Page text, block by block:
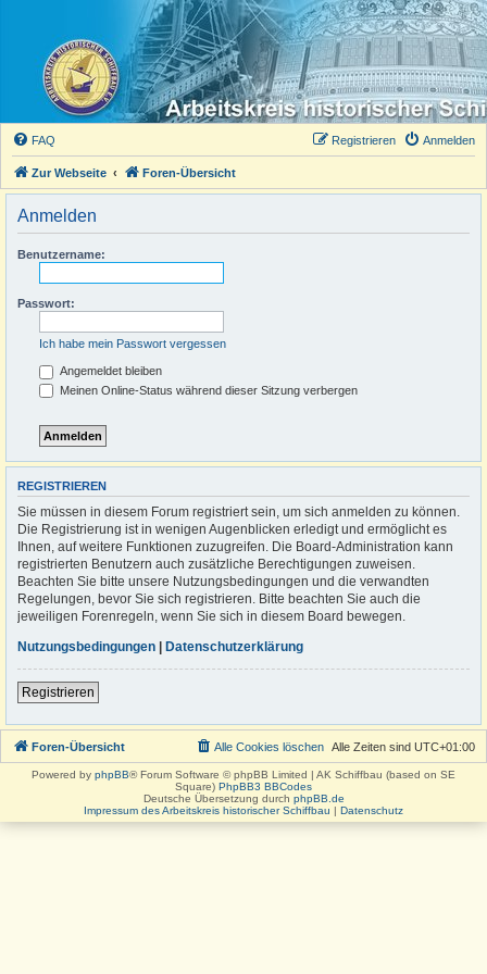
FAQ Anmelden
Registrieren
Zur Webseite Foren-Übersicht
Anmelden
Benutzername:
Passwort:
Ich habe mein Passwort vergessen
Angemeldet bleiben
Meinen Online-Status während dieser Sitzung verbergen
REGISTRIEREN
Sie müssen in diesem Forum registriert sein, um sich anmelden zu können.
Die Registrierung ist in wenigen Augenblicken erledigt und ermöglicht es
Ihnen, auf weitere Funktionen zuzugreifen. Die Board-Administration kann
registrierten Benutzern auch zusätzliche Berechtigungen zuweisen.
Beachten Sie bitte unsere Nutzungsbedingungen und die verwandten
Regelungen, bevor Sie sich registrieren. Bitte beachten Sie auch die
jeweiligen Forenregeln, wenn Sie sich in diesem Board bewegen.
Nutzungsbedingungen | Datenschutzerklärung
Registrieren
Foren-Übersicht Alle Zeiten sind UTC+01:00
Alle Cookies löschen
Powered by phpBB® Forum Software © phpBB Limited | AK Schiffbau (based on SE
Square) PhpBB3 BBCodes
Deutsche Übersetzung durch phpBB.de
Impressum des Arbeitskreis historischer Schiffbau | Datenschutz